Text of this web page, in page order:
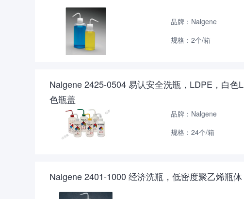
品牌：Nalgene
规格：2个/箱
Nalgene 2425-0504 易认安全洗瓶，LDPE，白
色瓶盖
品牌：Nalgene
规格：24个/箱
Nalgene 2401-1000 经济洗瓶，低密度聚乙烯瓶